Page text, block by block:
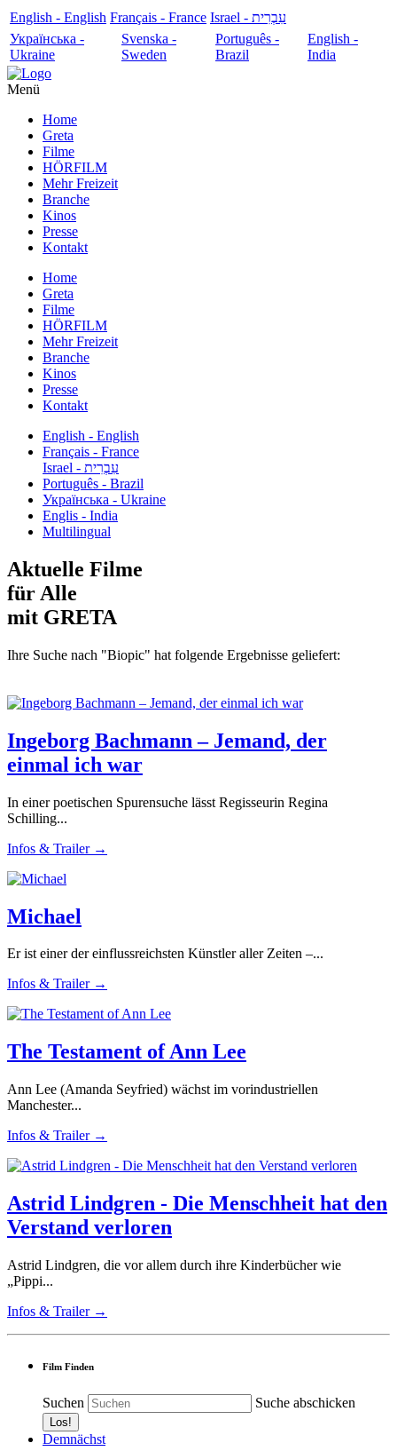
English - English Français - France
עִבְרִית - Israel
Українська -
Ukraine
Svenska -
Sweden
Português -
Brazil
English -
India
Menü
Home
Greta
Filme
HÖRFILM
Mehr Freizeit
Branche
Kinos
Presse
Kontakt
Home
Greta
Filme
HÖRFILM
Mehr Freizeit
Branche
Kinos
Presse
Kontakt
English - English
Français - France
עִבְרִית - Israel
Português - Brazil
Українська - Ukraine
Englis - India
Multilingual
Aktuelle Filme
für Alle
mit GRETA
Ihre Suche nach "Biopic" hat folgende Ergebnisse geliefert:
Ingeborg Bachmann – Jemand, der
einmal ich war
In einer poetischen Spurensuche lässt Regisseurin Regina
Schilling...
Infos & Trailer →
Michael
Er ist einer der einflussreichsten Künstler aller Zeiten –...
Infos & Trailer →
The Testament of Ann Lee
Ann Lee (Amanda Seyfried) wächst im vorindustriellen
Manchester...
Infos & Trailer →
Astrid Lindgren - Die Menschheit hat den
Verstand verloren
Astrid Lindgren, die vor allem durch ihre Kinderbücher wie
„Pippi...
Infos & Trailer →
Film Finden
Suchen Suche abschicken
Demnächst